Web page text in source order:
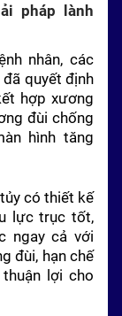
pháp lành
nhân, các
đã quyết định
hợp xương
đùi chống
hình tăng
có thiết kế
lực trục tốt,
ngay cả với
đùi, hạn chế
lợi cho